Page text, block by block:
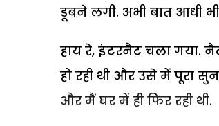
डूबने लगी. अभी बात आधी
हाय रे, इंटरनैट चला गया.
हो रही थी और उसे में पूरा
और मैं घर में ही फिर रही थी.